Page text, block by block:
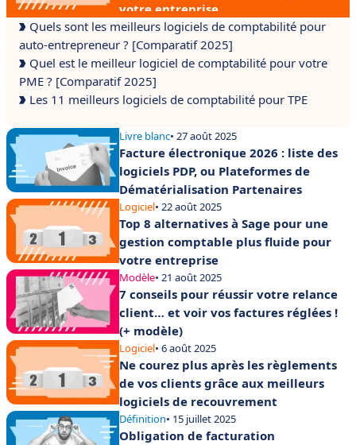
votre entreprise
Quels sont les meilleurs logiciels de comptabilité pour
auto-entrepreneur ? [Comparatif 2025]
Quel est le meilleur logiciel de comptabilité pour votre
PME ? [Comparatif 2025]
Les 11 meilleurs logiciels de comptabilité pour TPE
Livre blanc• 27 août 2025
Facture électronique 2026 : liste des
logiciels PDP, ou Plateformes de
Dématérialisation Partenaires
Logiciel• 22 août 2025
Top 8 alternatives à Sage pour une
gestion comptable plus fluide pour
votre entreprise
Modèle• 21 août 2025
7 conseils pour réussir votre relance
client… et voir vos factures réglées !
(+ modèle)
Logiciel• 6 août 2025
Ne courez plus après les règlements
de vos clients grâce aux meilleurs
logiciels de recouvrement
Définition• 15 juillet 2025
Obligation de facturation